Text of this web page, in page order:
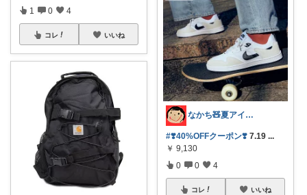
1 0 4
コレ いいね
なかち🧸夏アイテム＆便利グッズ✨
#❣️40%OFFクーポン❣️ 7.19 ...
￥ 9,130
0 0 4
コレ いいね